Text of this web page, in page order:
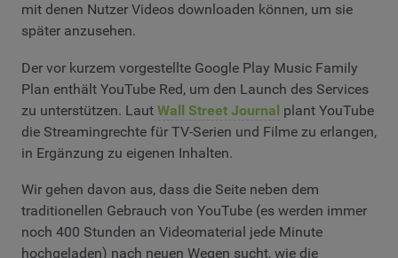
mit denen Nutzer Videos downloaden können, um sie
später anzusehen.
Der vor kurzem vorgestellte Google Play Music Family
Plan enthält YouTube Red, um den Launch des Services
zu unterstützen. Laut Wall Street Journal plant YouTube
die Streamingrechte für TV-Serien und Filme zu erlangen,
in Ergänzung zu eigenen Inhalten.
Wir gehen davon aus, dass die Seite neben dem
traditionellen Gebrauch von YouTube (es werden immer
noch 400 Stunden an Videomaterial jede Minute
hochgeladen) nach neuen Wegen sucht, wie die